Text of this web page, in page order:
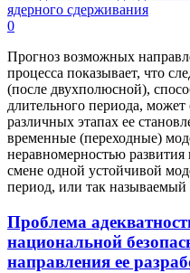
0
Прогноз возможных
процесса показывает, что
(после двухполюсной),
длительного периода,
различных этапах ее
временные (переходные)
неравномерностью
смене одной устойчивой
период, или так
Проблема
национальной
направления ее